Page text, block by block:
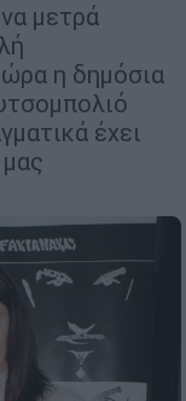
μετρά
η δημόσια
έχει